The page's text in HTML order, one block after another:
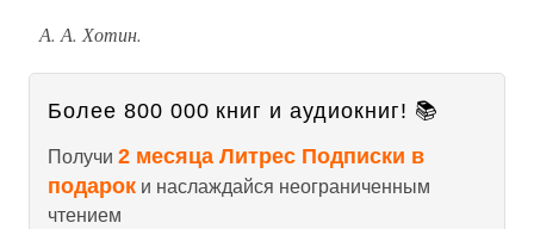
А. А. Хотин.
Более 800 000 книг и аудиокниг! 📚
Получи 2 месяца Литрес Подписки в
подарок и наслаждайся неограниченным
чтением